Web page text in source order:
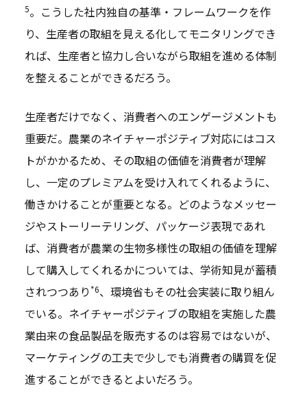
5。こうした社内独自の基準・フレームワークを作
り、生産者の取組を見える化してモニタリングでき
れば、生産者と協力し合いながら取組を進める体制
を整えることができるだろう。
生産者だけでなく、消費者へのエンゲージメントも
重要だ。農業のネイチャーポジティブ対応にはコス
トがかかるため、その取組の価値を消費者が理解
し、一定のプレミアムを受け入れてくれるように、
働きかけることが重要となる。どのようなメッセー
ジやストーリーテリング、パッケージ表現であれ
ば、消費者が農業の生物多様性の取組の価値を理解
して購入してくれるかについては、学術知見が蓄積
されつつあり *6、環境省もその社会実装に取り組ん
でいる。ネイチャーポジティブの取組を実施した農
業由来の食品製品を販売するのは容易ではないが、
マーケティングの工夫で少しでも消費者の購買を促
進することができるとよいだろう。